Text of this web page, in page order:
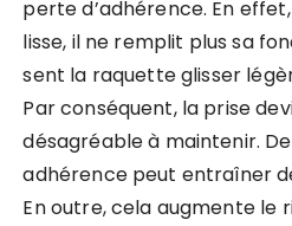
perte d’adhérence. En
lisse, il ne remplit plus sa
sent la raquette glisser
Par conséquent, la prise
désagréable à maintenir.
adhérence peut entraîner
En outre, cela augmente le